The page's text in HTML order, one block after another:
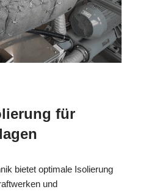
für
bietet optimale Isolierung
und